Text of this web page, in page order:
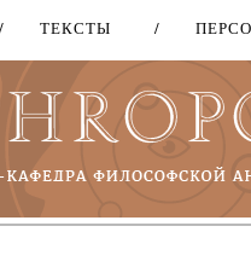
Перейти
основному
содержанию
ТЕКСТЫ